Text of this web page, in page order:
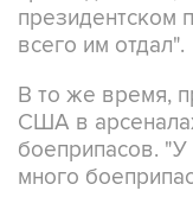
президентском
всего им отдал".
В то же время,
США в
боеприпасов. "У
много